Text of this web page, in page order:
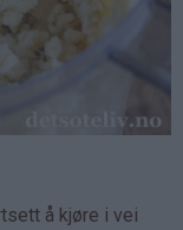
å kjøre i vei